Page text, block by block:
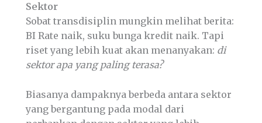
Sektor
Sobat transdisiplin mungkin melihat berita:
BI Rate naik, suku bunga kredit naik. Tapi
riset yang lebih kuat akan menanyakan: di
sektor apa yang paling terasa?
Biasanya dampaknya berbeda antara sektor
yang bergantung pada modal dari